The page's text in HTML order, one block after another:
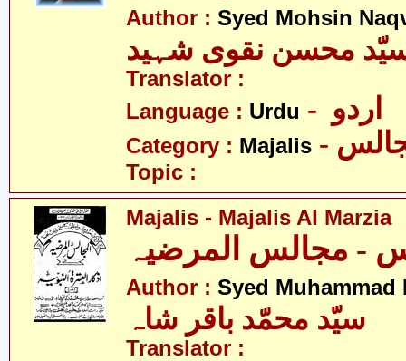
Author : Syed Mohsin
محسن نقوی شہید
Translator :
Language : Urdu
Category : Majalis
Topic :
Majalis - Majalis Al Marzia
Author : Syed Muhammad
سیّد محمّد باقر شاہ
Translator :